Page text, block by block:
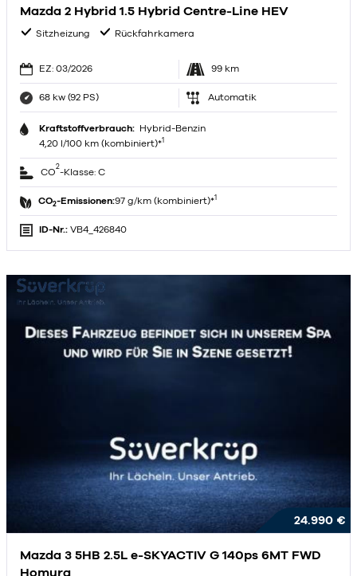
Mazda 2 Hybrid 1.5 Hybrid Centre-Line HEV
Sitzheizung Rückfahrkamera
EZ: 03/2026 99 km
68 kw (92 PS) Automatik
Kraftstoffverbrauch: Hybrid-Benzin
4,20 l/100 km (kombiniert)*1
CO
2
-Klasse: C
CO2-Emissionen:97 g/km (kombiniert)*1
ID-Nr.: VB4_426840
24.990 €
Mazda 3 5HB 2.5L e-SKYACTIV G 140ps 6MT FWD
Homura